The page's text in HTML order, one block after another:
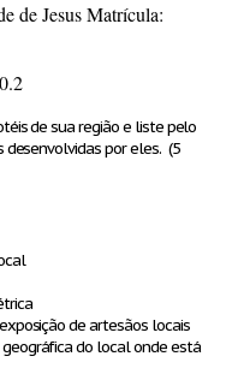
de Jesus Matrícula:
de sua região e liste pelo
desenvolvidas por eles. (5
de artesãos locais
do local onde está